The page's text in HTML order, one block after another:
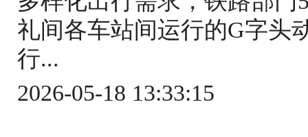
礼间各车站间运行的G字头
行...
2026-05-18 13:33:15